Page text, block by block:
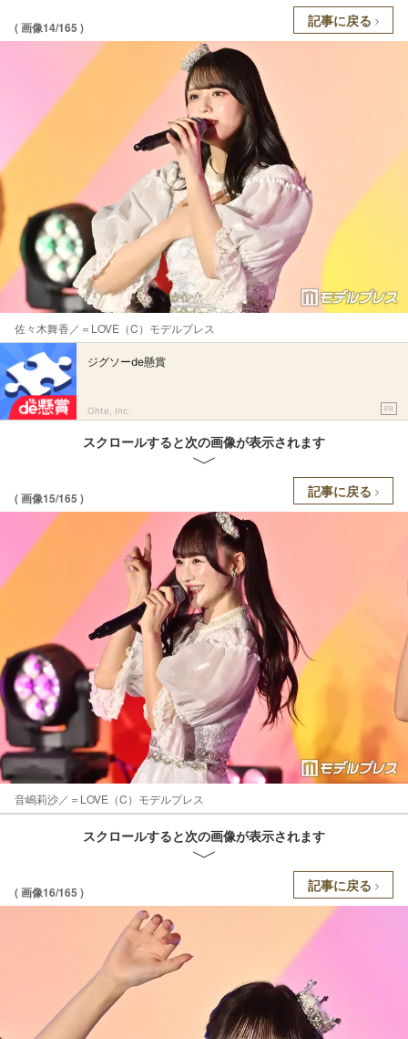
( 画像14/165 ) 記事に戻る
佐々木舞香／＝LOVE（C）モデルプレス
ジグソーde懸賞
Ohte, Inc. PR
スクロールすると次の画像が表示されます
( 画像15/165 ) 記事に戻る
音嶋莉沙／＝LOVE（C）モデルプレス
スクロールすると次の画像が表示されます
( 画像16/165 ) 記事に戻る